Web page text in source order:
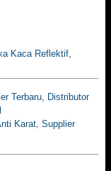
Kaca Reflektif,
Terbaru, Distributor
Karat, Supplier